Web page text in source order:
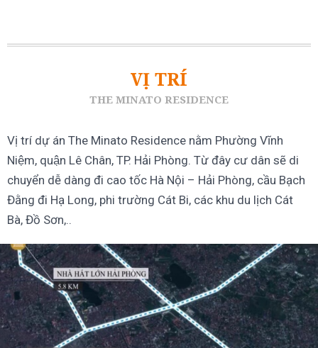
VỊ TRÍ
THE MINATO RESIDENCE
Vị trí dự án The Minato Residence nằm Phường Vĩnh
Niệm, quận Lê Chân, TP. Hải Phòng. Từ đây cư dân sẽ di
chuyển dễ dàng đi cao tốc Hà Nội – Hải Phòng, cầu Bạch
Đằng đi Hạ Long, phi trường Cát Bi, các khu du lịch Cát
Bà, Đồ Sơn,..